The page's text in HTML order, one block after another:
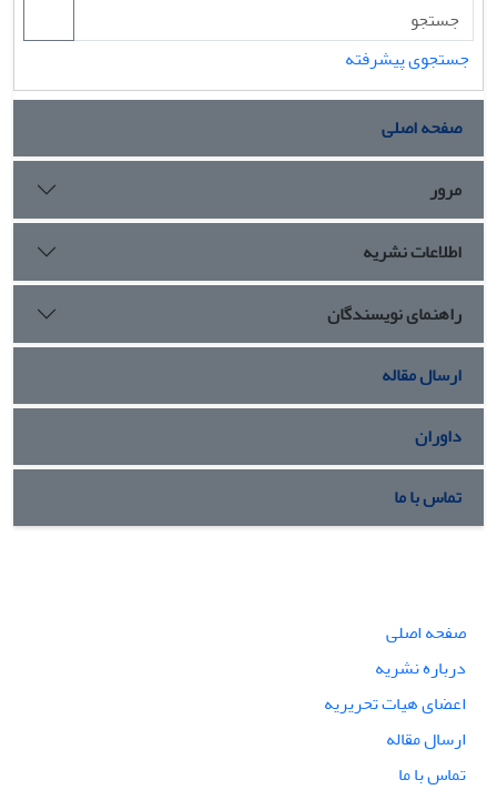
جستجوی پیشرفته
صفحه اصلی
مرور
اطلاعات نشریه
راهنمای نویسندگان
ارسال مقاله
داوران
تماس با ما
صفحه اصلی
درباره نشریه
اعضای هیات تحریریه
ارسال مقاله
تماس با ما